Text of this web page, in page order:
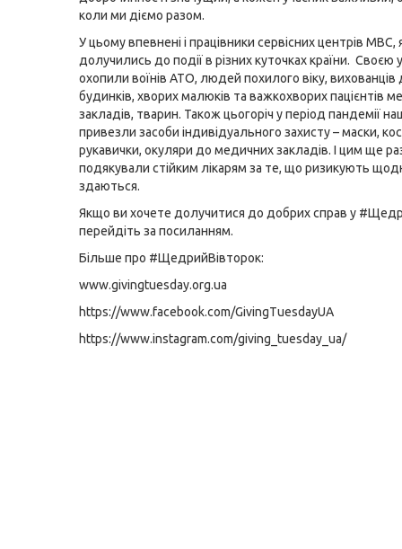
коли ми діємо разом.
У цьому впевнені і працівники сервісних центрів МВС,
долучились до події в різних куточках країни. Своєю
охопили воїнів АТО, людей похилого віку, вихованців
будинків, хворих малюків та важкохворих пацієнтів
закладів, тварин. Також цьогоріч у період пандемії
привезли засоби індивідуального захисту – маски,
рукавички, окуляри до медичних закладів. І цим ще
подякували стійким лікарям за те, що ризикують
здаються.
Якщо ви хочете долучитися до добрих справ у
перейдіть за посиланням.
Більше про #ЩедрийВівторок:
www.givingtuesday.org.ua
https://www.facebook.com/GivingTuesdayUA
https://www.instagram.com/giving_tuesday_ua/